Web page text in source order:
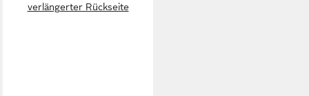
verlängerter Rückseite